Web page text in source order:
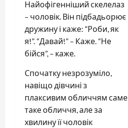
Найофігенніший скелелаз
– чоловік. Він підбадьорює
дружину і каже: “Роби, як
я!”. “Давай!” – Каже. “Не
бійся”, – каже.
Спочатку незрозуміло,
навіщо дівчині з
плаксивим обличчям саме
таке обличчя, але за
хвилину її чоловік